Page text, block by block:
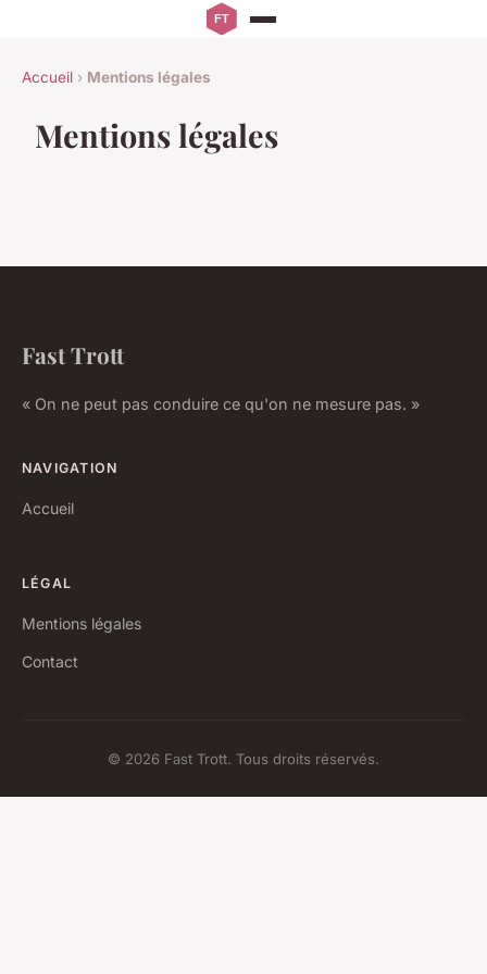
Accueil › Mentions légales
Mentions légales
Fast Trott
« On ne peut pas conduire ce qu'on ne mesure pas. »
NAVIGATION
Accueil
LÉGAL
Mentions légales
Contact
© 2026 Fast Trott. Tous droits réservés.